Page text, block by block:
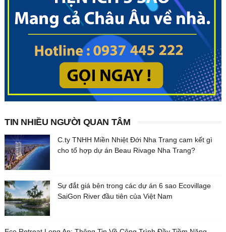
TIN NHIỀU NGƯỜI QUAN TÂM
C.ty TNHH Miền Nhiệt Đới Nha Trang cam kết gì
cho tổ hợp dự án Beau Rivage Nha Trang?
Sự đắt giá bên trong các dự án 6 sao Ecovillage
SaiGon River đầu tiên của Việt Nam